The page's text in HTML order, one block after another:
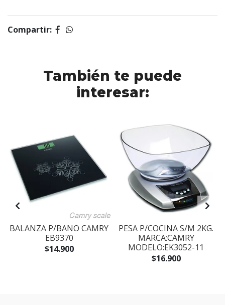
Compartir:
También te puede
interesar:
BALANZA P/BANO CAMRY
EB9370
$14.900
PESA P/COCINA S/M 2KG.
MARCA:CAMRY
MODELO:EK3052-11
$16.900